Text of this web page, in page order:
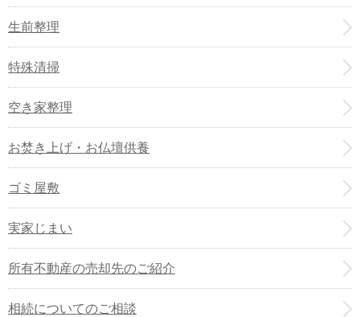
生前整理
特殊清掃
空き家整理
お焚き上げ・お仏壇供養
ゴミ屋敷
実家じまい
所有不動産の売却先のご紹介
相続についてのご相談